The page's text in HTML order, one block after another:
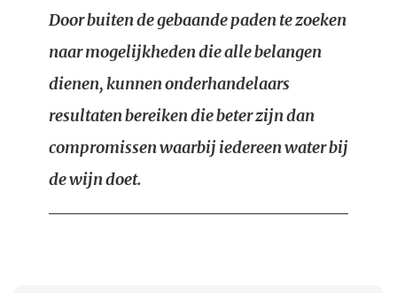
Door buiten de gebaande paden te zoeken
naar mogelijkheden die alle belangen
dienen, kunnen onderhandelaars
resultaten bereiken die beter zijn dan
compromissen waarbij iedereen water bij
de wijn doet.